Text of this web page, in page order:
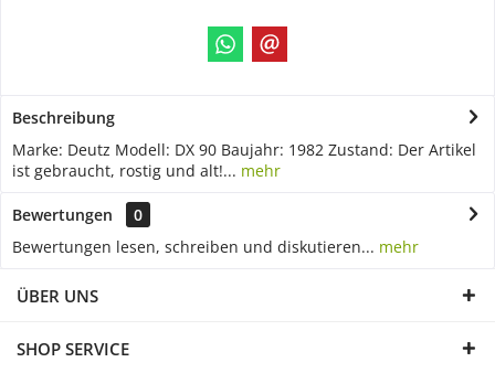
Beschreibung
Marke: Deutz Modell: DX 90 Baujahr: 1982 Zustand: Der Artikel
ist gebraucht, rostig und alt!... mehr
Bewertungen
0
Bewertungen lesen, schreiben und diskutieren... mehr
ÜBER UNS
SHOP SERVICE